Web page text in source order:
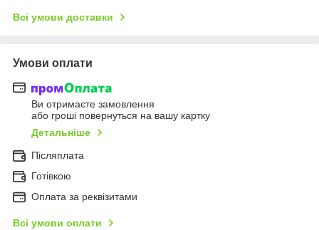
Всі умови доставки
Умови оплати
Ви отримаєте замовлення
або гроші повернуться на вашу картку
Детальніше
Післяплата
Готівкою
Оплата за реквізитами
Всі умови оплати